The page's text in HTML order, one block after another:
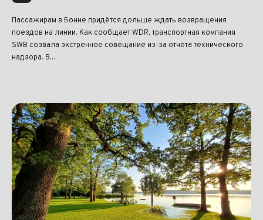
Пассажирам в Бонне придётся дольше ждать возвращения
поездов на линии. Как сообщает WDR, транспортная компания
SWB созвала экстренное совещание из-за отчёта технического
надзора. В...